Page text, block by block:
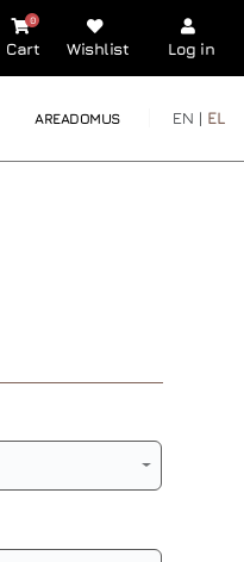
Cart
0
Wishlist Log in
AREADOMUS EN | EL